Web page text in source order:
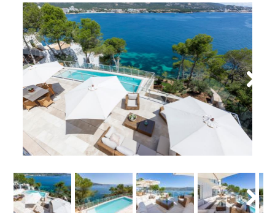
Next
Next